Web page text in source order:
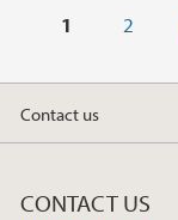
Pages
1 2
Contact us
CONTACT US